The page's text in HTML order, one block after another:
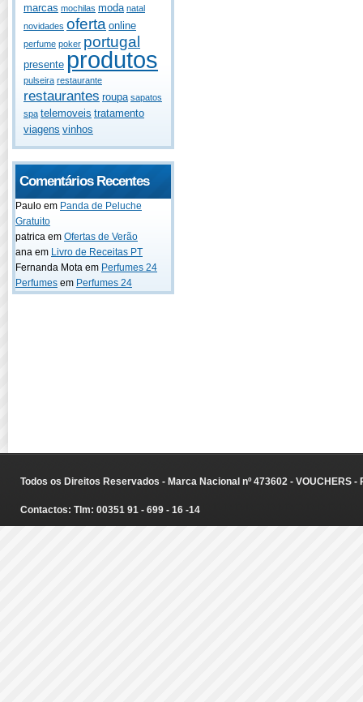
marcas mochilas moda natal
novidades oferta online
perfume poker portugal
presente produtos
pulseira restaurante
restaurantes roupa sapatos
spa telemoveis tratamento
viagens vinhos
Comentários Recentes
Paulo em Panda de Peluche
Gratuito
patrica em Ofertas de Verão
ana em Livro de Receitas PT
Fernanda Mota em Perfumes 24
Perfumes em Perfumes 24
Todos os Direitos Reservados - Marca Nacional nº 473602 - VOUCHERS
Contactos: Tlm: 00351 91 - 699 - 16 -14